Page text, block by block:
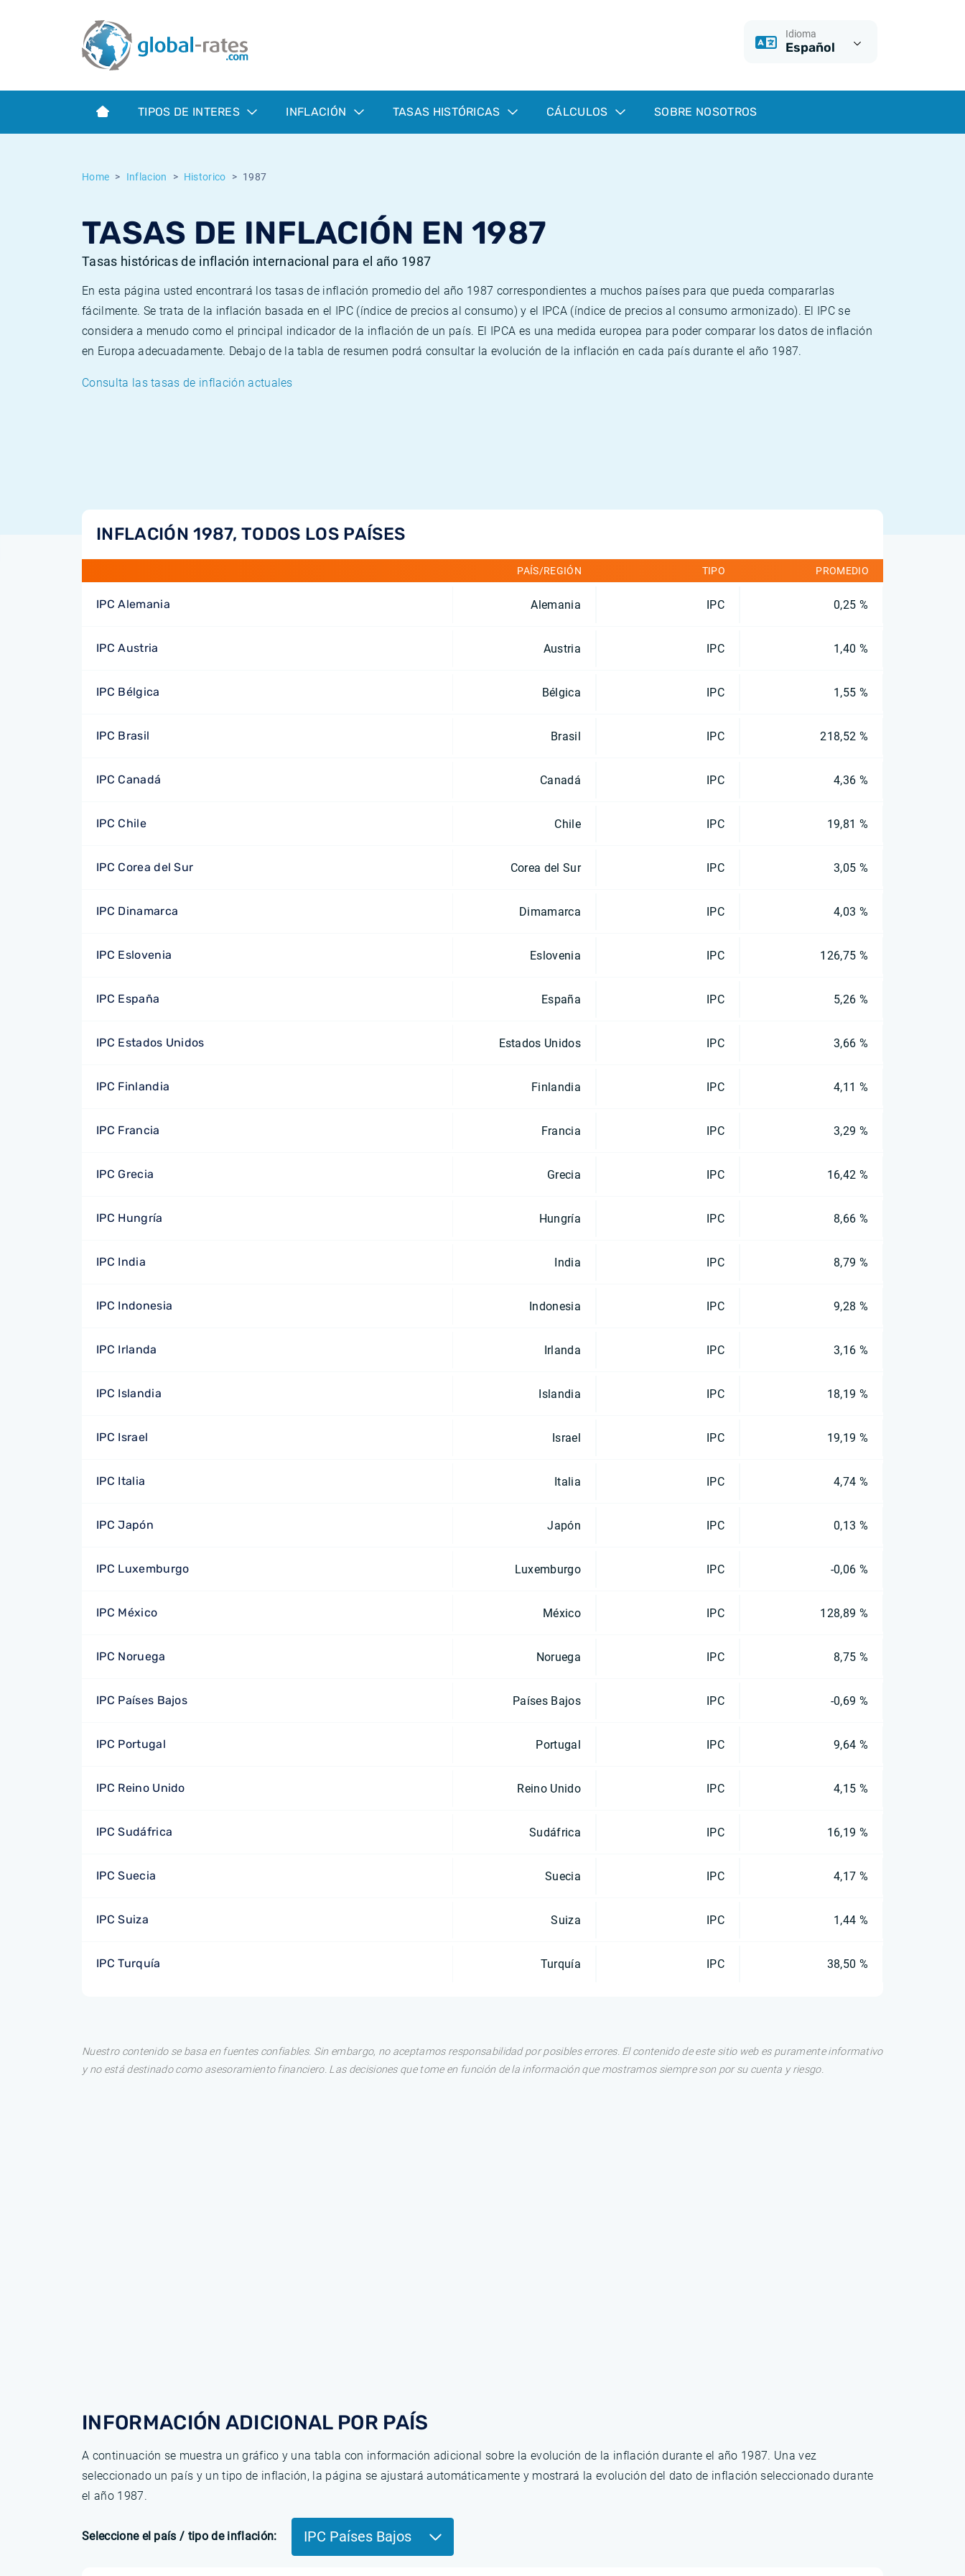
Idioma
Español
TIPOS DE INTERES INFLACIÓN TASAS HISTÓRICAS CÁLCULOS SOBRE NOSOTROS
Home Inflacion Historico 1987
TASAS DE INFLACIÓN EN 1987
Tasas históricas de inflación internacional para el año 1987
En esta página usted encontrará los tasas de inflación promedio del año 1987 correspondientes a muchos países para que pueda compararlas
fácilmente. Se trata de la inflación basada en el IPC (índice de precios al consumo) y el IPCA (índice de precios al consumo armonizado). El IPC se
considera a menudo como el principal indicador de la inflación de un país. El IPCA es una medida europea para poder comparar los datos de inflación
en Europa adecuadamente. Debajo de la tabla de resumen podrá consultar la evolución de la inflación en cada país durante el año 1987.
Consulta las tasas de inflación actuales
INFLACIÓN 1987, TODOS LOS PAÍSES
PAÍS/REGIÓN TIPO PROMEDIO
IPC Alemania Alemania IPC 0,25 %
IPC Austria Austria IPC 1,40 %
IPC Bélgica Bélgica IPC 1,55 %
IPC Brasil Brasil IPC 218,52 %
IPC Canadá Canadá IPC 4,36 %
IPC Chile Chile IPC 19,81 %
IPC Corea del Sur Corea del Sur IPC 3,05 %
IPC Dinamarca Dimamarca IPC 4,03 %
IPC Eslovenia Eslovenia IPC 126,75 %
IPC España España IPC 5,26 %
IPC Estados Unidos Estados Unidos IPC 3,66 %
IPC Finlandia Finlandia IPC 4,11 %
IPC Francia Francia IPC 3,29 %
IPC Grecia Grecia IPC 16,42 %
IPC Hungría Hungría IPC 8,66 %
IPC India India IPC 8,79 %
IPC Indonesia Indonesia IPC 9,28 %
IPC Irlanda Irlanda IPC 3,16 %
IPC Islandia Islandia IPC 18,19 %
IPC Israel Israel IPC 19,19 %
IPC Italia Italia IPC 4,74 %
IPC Japón Japón IPC 0,13 %
IPC Luxemburgo Luxemburgo IPC -0,06 %
IPC México México IPC 128,89 %
IPC Noruega Noruega IPC 8,75 %
IPC Países Bajos Países Bajos IPC -0,69 %
IPC Portugal Portugal IPC 9,64 %
IPC Reino Unido Reino Unido IPC 4,15 %
IPC Sudáfrica Sudáfrica IPC 16,19 %
IPC Suecia Suecia IPC 4,17 %
IPC Suiza Suiza IPC 1,44 %
IPC Turquía Turquía IPC 38,50 %
Nuestro contenido se basa en fuentes confiables. Sin embargo, no aceptamos responsabilidad por posibles errores. El contenido de este sitio web es puramente informativo
y no está destinado como asesoramiento financiero. Las decisiones que tome en función de la información que mostramos siempre son por su cuenta y riesgo.
INFORMACIÓN ADICIONAL POR PAÍS
A continuación se muestra un gráfico y una tabla con información adicional sobre la evolución de la inflación durante el año 1987. Una vez
seleccionado un país y un tipo de inflación, la página se ajustará automáticamente y mostrará la evolución del dato de inflación seleccionado durante
el año 1987.
Seleccione el país / tipo de inflación: IPC Países Bajos
Term SOFR
¿Qué es la inflación IPC?
¿Qué es la inflación IPCA?
Inflación Mexicano - IPC
Euribor - histórico
ESTER - histórico
Calculadora de inflación